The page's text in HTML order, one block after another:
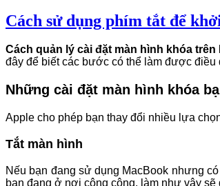
Cách sử dụng phím tắt để
Cách quản lý cài đặt màn hình khóa
đây để biết các bước có thể làm được điều
Những cài đặt màn hình khóa
Apple cho phép bạn thay đổi nhiều lựa
Tắt màn hình
Nếu bạn đang sử dụng MacBook nhưng
bạn đang ở nơi công cộng, làm như vậy